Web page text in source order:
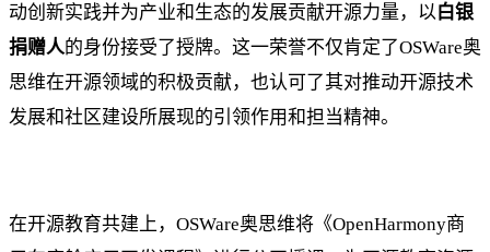
动创新实践并为产业和生态的发展贡献开源力量，以白银
捐赠人的身份接受了授牌。这一荣誉不仅肯定了OSWare奥
思维在开源领域的积极贡献，也认可了其对推动开源技术
发展和社区建设所展现的引领作用和担当精神。
在开源教育共建上，OSWare奥思维将《OpenHarmony商